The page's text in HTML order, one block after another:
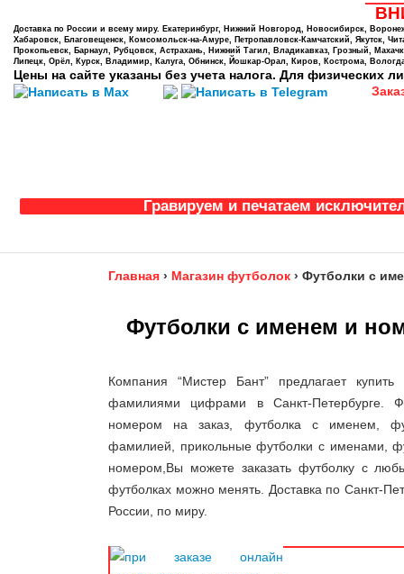
Доставка по России и всему миру. Екатеринбург, Нижний Новгород, Новосибирск,
Хабаровск, Благовещенск, Комсомольск-на-Амуре, Петропавловск-Камчатский, Якутск,
Прокопьевск, Барнаул, Рубцовск, Астрахань, Нижний Тагил, Владикавказ, Грозный,
Липецк, Орёл, Курск, Владимир, Калуга, Обнинск, Йошкар-Орал, Киров, Кострома,
Цены на сайте указаны без учета налога. Для физических
Гравируем и печатаем
Главная › Магазин футболок › Футболки с
Футболки с именем и
Компания “Мистер Бант” предлагает
фамилиями цифрами в Санкт-Петербурге.
номером на заказ, футболка с именем,
фамилией, прикольные футболки с именами,
номером,Вы можете заказать футболку с
футболках можно менять. Доставка по Санкт-
России, по миру.